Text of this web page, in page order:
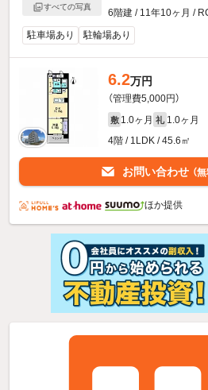
すべての写真
6階建 / 11年10ヶ月 /
駐車場あり
駐輪場あり
6.2万円
（管理費5,000円）
敷 1.0ヶ月 礼 1.0ヶ月
4階 / 1LDK / 45.6㎡
お問い合わせ （
ほか提供